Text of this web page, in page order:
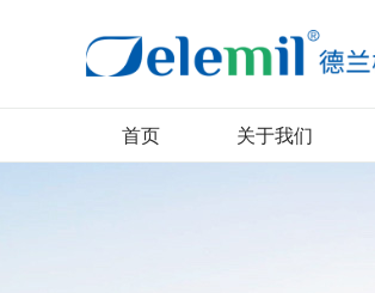
首页 关于我们